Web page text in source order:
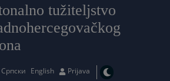
tužiteljstvo
Српски English Prijava